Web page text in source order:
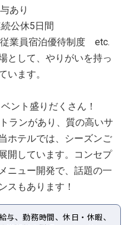
あり
公休5日間
従業員宿泊優待制度 etc.
として、やりがいを持っ
います。
ント盛りだくさん！
ランがあり、質の高いサ
ホテルでは、シーズンご
開しています。コンセプ
ニュー開発で、話題の一
スもあります！
与、勤務時間、休日・休暇、